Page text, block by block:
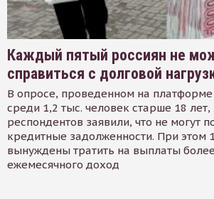
Каждый пятый россиян не
справиться с долговой
В опросе, проведенном на платформе
среди 1,2 тыс. человек старше 18 лет,
респондентов заявили, что не могут
кредитные задолженности. При этом
вынуждены тратить на выплаты
ежемесячного доход